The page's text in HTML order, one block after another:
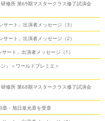
修所 第69期マスタークラス修了試演会
ート」出演者メッセージ（3）
ート」出演者メッセージ（2）
ート」出演者メッセージ（1）
』＜ワールドプレミエ＞
修所 第68期マスタークラス修了試演会
章・旭日単光章を受章